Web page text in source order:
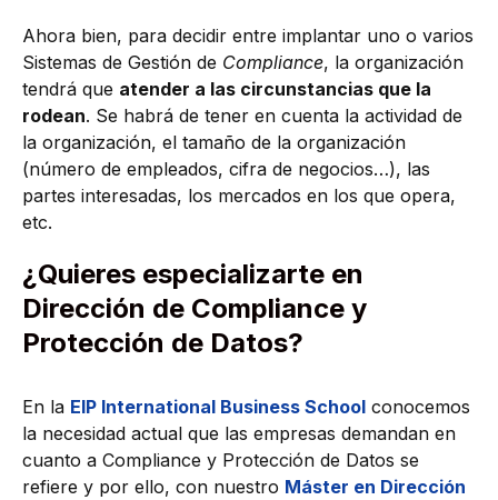
Ahora bien, para decidir entre implantar uno o varios
Sistemas de Gestión de Compliance, la organización
tendrá que atender a las circunstancias que la
rodean. Se habrá de tener en cuenta la actividad de
la organización, el tamaño de la organización
(número de empleados, cifra de negocios…), las
partes interesadas, los mercados en los que opera,
etc.
¿Quieres especializarte en
Dirección de Compliance y
Protección de Datos?
En la EIP International Business School conocemos
la necesidad actual que las empresas demandan en
cuanto a Compliance y Protección de Datos se
refiere y por ello, con nuestro Máster en Dirección